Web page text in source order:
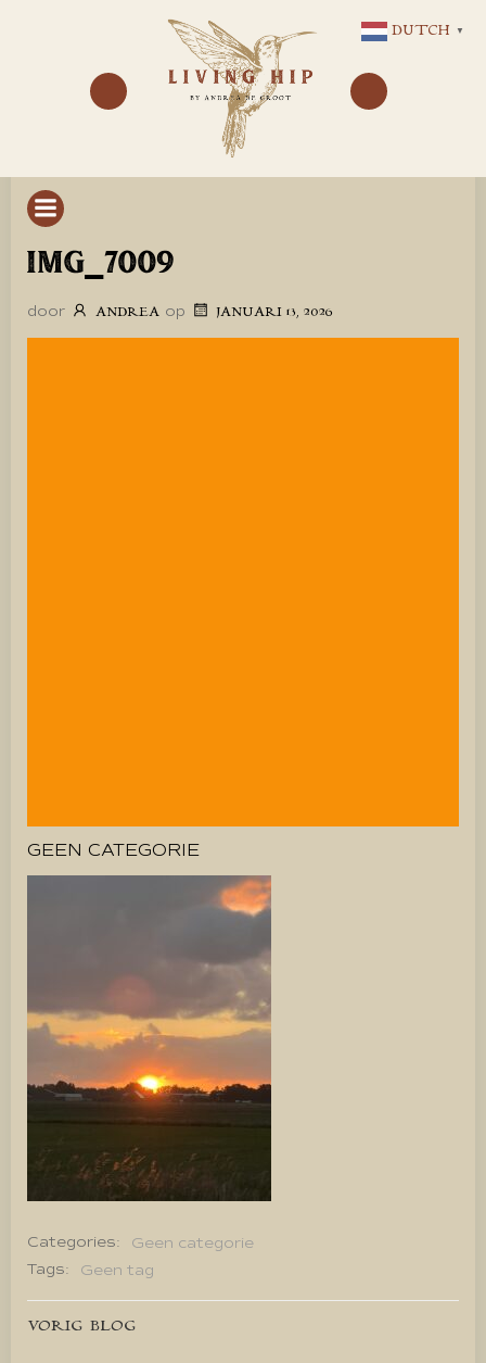
NAAR
DE
INHOUD
IMG_7009
door ANDREA op JANUARI 13, 2026
GEEN CATEGORIE
Categories:
Geen categorie
Tags:
Geen tag
Bericht
VORIG BLOG
DUTCH ▼